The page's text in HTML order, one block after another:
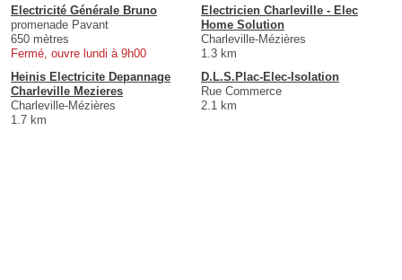
Electricité Générale Bruno
promenade Pavant
650 mètres
Fermé, ouvre lundi à 9h00
Electricien Charleville - Elec
Home Solution
Charleville-Mézières
1.3 km
Heinis Electricite Depannage
Charleville Mezieres
Charleville-Mézières
1.7 km
D.L.S.Plac-Elec-Isolation
Rue Commerce
2.1 km